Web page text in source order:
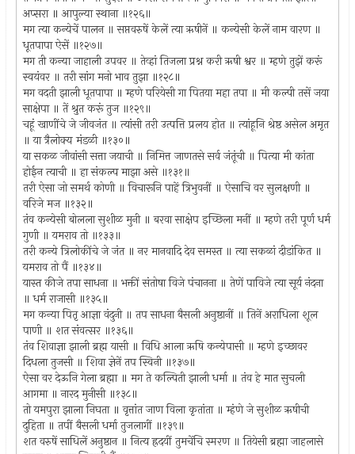
अप्सरा ॥ आपुल्या स्थाना ॥१२६॥
मग त्या कन्येचें पालन ॥ सप्तवरुषें केलें त्या ऋषीनें ॥ कन्येसी केलें नाम वारण ॥
धूतपापा ऐसें ॥१२७॥
मग ती कन्या जाहाली उपवर ॥ तेव्हां तिजला प्रश्न करी ऋषी श्वर ॥ म्हणे तुझें करूं
स्वयंवर ॥ तरी सांग मनो भाव तुझा ॥१२८॥
मग वदती झाली धूतपापा ॥ म्हणे परियेसी गा पितया महा तपा ॥ मी कल्पी तसें जया
साक्षेपा ॥ तें श्रुत करूं तुज ॥१२९॥
चहूं खाणींचे जे जीवजंत ॥ त्यांसी तरी उत्पत्ति प्रलय होत ॥ त्यांहूनि श्रेष्ठ असेल अमृत
॥ या त्रैलोक्य मंडळी ॥१३०॥
या सकळ जीवांसी सत्ता जयाची ॥ निमित्त जाणतसे सर्व जंतूंची ॥ पित्या मी कांता
होईन त्याची ॥ हा संकल्प माझा असे ॥१३१॥
तरी ऐसा जो समर्थ कोणी ॥ विचारूनि पाहें त्रिभुवनीं ॥ ऐसाचि वर सुलक्षणी ॥
वरिजे मज ॥१३२॥
तंव कन्येसी बोलला सुशीळ मुनी ॥ बरवा साक्षेप इच्छिला मनीं ॥ म्हणे तरी पूर्ण धर्म
गुणी ॥ यमराव तो ॥१३३॥
तरी कन्ये त्रिलोकींचे जे जंत ॥ नर मानवादि देव समस्त ॥ त्या सकळां दीडांकित ॥
यमराव तो पैं ॥१३४॥
यास्त कीजे तपा साधना ॥ भक्तीं संतोषा विजे पंचानना ॥ तेणें पाविजे त्या सूर्य नंदना
॥ धर्म राजासी ॥१३५॥
मग कन्या पितृ आज्ञा वंदुनी ॥ तप साधना बैसली अनुष्ठानीं ॥ तिनें अराधिला शूल
पाणी ॥ शत संवत्सर ॥१३६॥
तंव शिवाज्ञा झाली ब्रह्म यासी ॥ विधि आला ऋषि कन्येपासी ॥ म्हणे इच्छावर
दिधला तुजसी ॥ शिवा ज्ञेनें तप स्विनी ॥१३७॥
ऐसा वर देऊनि गेला ब्रह्मा ॥ मग ते कल्पिती झाली धर्मा ॥ तंव हे मात सुचली
आगमा ॥ नारद मुनीसी ॥१३८॥
तो यमपुरा झाला निघता ॥ वृत्तांत जाण विला कृतांता ॥ म्हंणे जे सुशीळ ऋषीची
दुहिता ॥ तपीं बैसली धर्मा तुजलागीं ॥१३९॥
शत वरुषें साधिलें अनुष्ठान ॥ नित्य ह्रदयीं तुमचेंचि स्मरण ॥ तियेसी ब्रह्मा जाहलासे